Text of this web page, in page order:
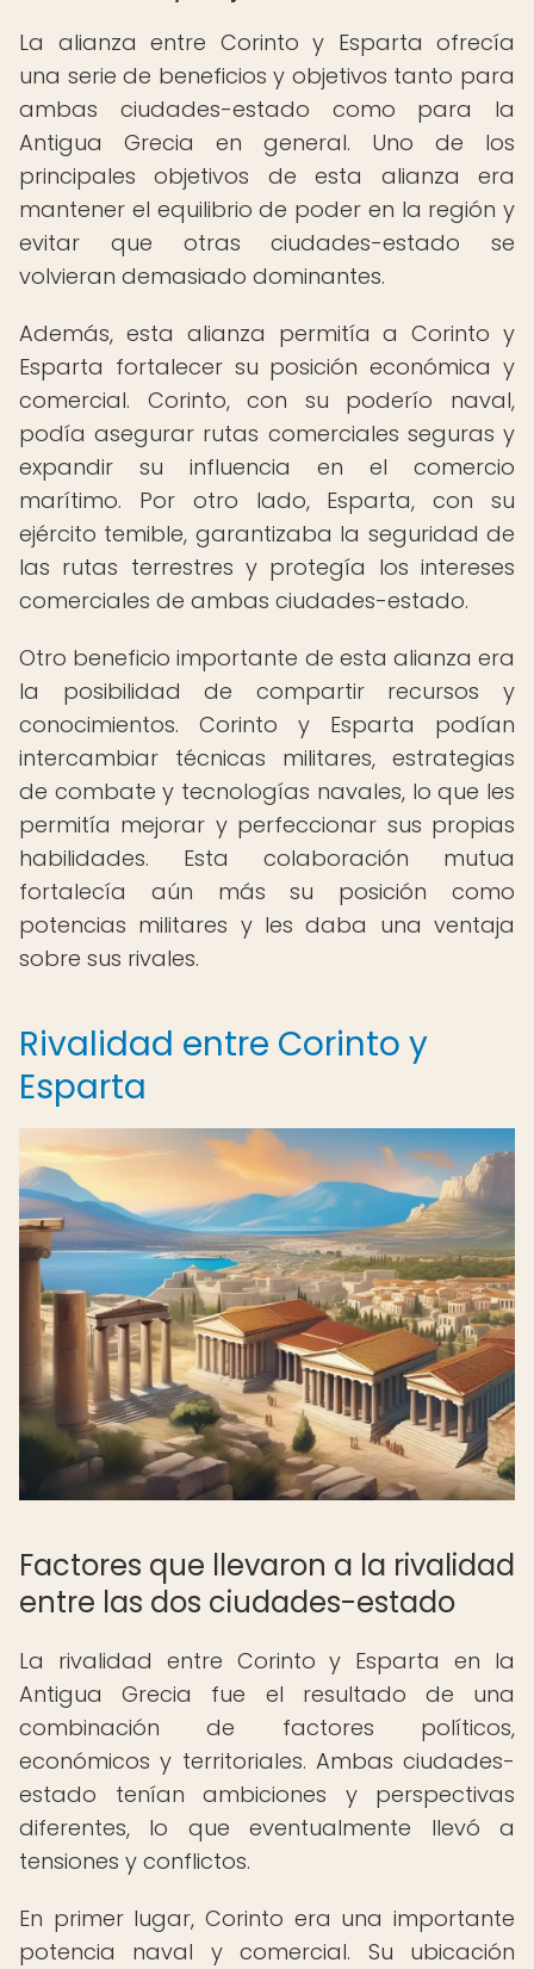
La alianza entre Corinto y Esparta ofrecía
una serie de beneficios y objetivos tanto para
ambas ciudades-estado como para la
Antigua Grecia en general. Uno de los
principales objetivos de esta alianza era
mantener el equilibrio de poder en la región y
evitar que otras ciudades-estado se
volvieran demasiado dominantes.
Además, esta alianza permitía a Corinto y
Esparta fortalecer su posición económica y
comercial. Corinto, con su poderío naval,
podía asegurar rutas comerciales seguras y
expandir su influencia en el comercio
marítimo. Por otro lado, Esparta, con su
ejército temible, garantizaba la seguridad de
las rutas terrestres y protegía los intereses
comerciales de ambas ciudades-estado.
Otro beneficio importante de esta alianza era
la posibilidad de compartir recursos y
conocimientos. Corinto y Esparta podían
intercambiar técnicas militares, estrategias
de combate y tecnologías navales, lo que les
permitía mejorar y perfeccionar sus propias
habilidades. Esta colaboración mutua
fortalecía aún más su posición como
potencias militares y les daba una ventaja
sobre sus rivales.
Rivalidad entre Corinto y
Esparta
Factores que llevaron a la rivalidad
entre las dos ciudades-estado
La rivalidad entre Corinto y Esparta en la
Antigua Grecia fue el resultado de una
combinación de factores políticos,
económicos y territoriales. Ambas ciudades-
estado tenían ambiciones y perspectivas
diferentes, lo que eventualmente llevó a
tensiones y conflictos.
En primer lugar, Corinto era una importante
potencia naval y comercial. Su ubicación